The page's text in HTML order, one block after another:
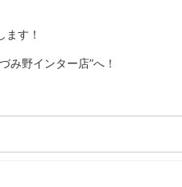
ます！
み野インター店”へ！